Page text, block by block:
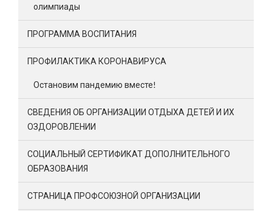
олимпиады
ПРОГРАММА ВОСПИТАНИЯ
ПРОФИЛАКТИКА КОРОНАВИРУСА
Остановим пандемию вместе!
СВЕДЕНИЯ ОБ ОРГАНИЗАЦИИ ОТДЫХА ДЕТЕЙ И ИХ
ОЗДОРОВЛЕНИИ
СОЦИАЛЬНЫЙ СЕРТИФИКАТ ДОПОЛНИТЕЛЬНОГО
ОБРАЗОВАНИЯ
СТРАНИЦА ПРОФСОЮЗНОЙ ОРГАНИЗАЦИИ